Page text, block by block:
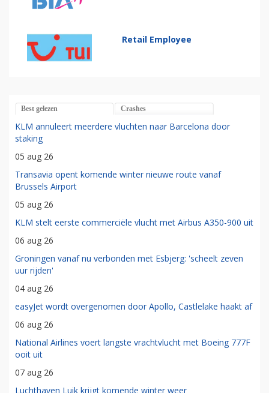
Retail Employee
Best gelezen Crashes
KLM annuleert meerdere vluchten naar Barcelona door
staking
05 aug 26
Transavia opent komende winter nieuwe route vanaf
Brussels Airport
05 aug 26
KLM stelt eerste commerciële vlucht met Airbus A350-900 uit
06 aug 26
Groningen vanaf nu verbonden met Esbjerg: 'scheelt zeven
uur rijden'
04 aug 26
easyJet wordt overgenomen door Apollo, Castlelake haakt af
06 aug 26
National Airlines voert langste vrachtvlucht met Boeing 777F
ooit uit
07 aug 26
Luchthaven Luik krijgt komende winter weer